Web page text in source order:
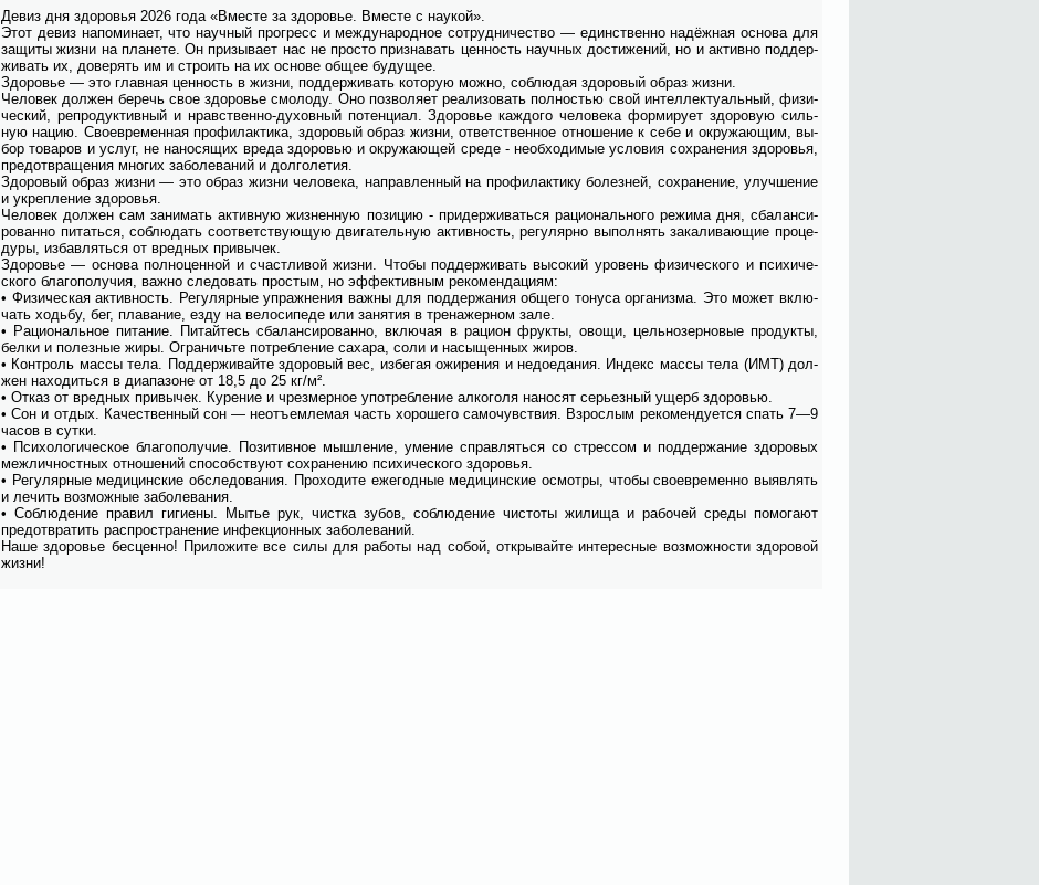
Де­виз дня здо­ро­вья 2026 го­да «Вме­сте за здо­ро­вье. Вме­сте с на­у­кой».
Этот де­виз на­по­ми­на­ет, что на­уч­ный про­гресс и меж­ду­на­род­ное со­труд­ни­че­ство — един­ствен­но на­дёж­ная ос­но­ва для
за­щи­ты жиз­ни на пла­не­те. Он при­зы­ва­ет нас не про­сто при­зна­вать цен­ность на­уч­ных до­сти­же­ний, но и ак­тив­но под­дер­
жи­вать их, до­ве­рять им и стро­ить на их ос­но­ве об­щее бу­ду­щее.
Здо­ро­вье — это глав­ная цен­ность в жиз­ни, под­дер­жи­вать ко­то­рую мож­но, со­блю­дая здо­ро­вый об­раз жиз­ни.
Че­ло­век дол­жен бе­речь свое здо­ро­вье смо­ло­ду. Оно поз­во­ля­ет ре­а­ли­зо­вать пол­но­стью свой ин­тел­лек­ту­аль­ный, физи­
че­ский, ре­про­дук­тив­ный и нрав­ствен­но-ду­хов­ный по­тен­ци­ал. Здо­ро­вье каж­до­го че­ло­ве­ка фор­ми­ру­ет здо­ро­вую силь­
ную на­цию. Своевре­мен­ная про­фи­лак­ти­ка, здо­ро­вый об­раз жиз­ни, от­вет­ствен­ное от­но­ше­ние к се­бе и окру­жа­ю­щим, вы­
бор то­ва­ров и услуг, не на­но­ся­щих вре­да здо­ро­вью и окру­жа­ю­щей сре­де - не­об­хо­ди­мые усло­вия со­хра­не­ния здо­ро­вья,
предот­вра­ще­ния мно­гих за­боле­ва­ний и дол­го­ле­тия.
Здо­ро­вый об­раз жиз­ни — это об­раз жиз­ни че­ло­ве­ка, на­прав­лен­ный на про­фи­лак­ти­ку бо­лез­ней, со­хра­не­ние, улуч­ше­ние
и укреп­ле­ние здо­ро­вья.
Че­ло­век дол­жен сам за­ни­мать ак­тив­ную жиз­нен­ную по­зи­цию - при­дер­жи­вать­ся ра­цио­наль­но­го ре­жи­ма дня, сба­лан­си­
ро­ван­но пи­тать­ся, со­блю­дать со­от­вет­ству­ю­щую дви­га­тель­ную ак­тив­ность, ре­гу­ляр­но вы­пол­нять за­ка­ли­ва­ю­щие про­це­
ду­ры, из­бав­лять­ся от вред­ных при­вы­чек.
Здо­ро­вье — ос­но­ва пол­но­цен­ной и счаст­ли­вой жиз­ни. Чтобы под­дер­жи­вать вы­со­кий уро­вень физи­че­ско­го и пси­хи­че­
ско­го бла­го­по­лу­чия, важ­но сле­до­вать про­стым, но эф­фек­тив­ным ре­ко­мен­да­ци­ям:
• Физи­че­ская ак­тив­ность. Ре­гу­ляр­ные упраж­не­ния важ­ны для под­дер­жа­ния об­ще­го то­ну­са ор­га­низ­ма. Это мо­жет вклю­
чать ходь­бу, бег, пла­ва­ние, ез­ду на ве­ло­си­пе­де или за­ня­тия в тре­на­жер­ном за­ле.
• Ра­цио­наль­ное пи­та­ние. Пи­тай­тесь сба­лан­си­ро­ван­но, вклю­чая в ра­ци­он фрук­ты, ово­щи, цель­но­зер­но­вые про­дук­ты,
бел­ки и по­лез­ные жи­ры. Огра­ничь­те по­треб­ле­ние са­ха­ра, со­ли и на­сы­щен­ных жи­ров.
• Кон­троль мас­сы те­ла. Под­дер­жи­вай­те здо­ро­вый вес, из­бе­гая ожи­ре­ния и не­до­еда­ния. Ин­декс мас­сы те­ла (ИМТ) дол­
жен на­хо­дить­ся в диа­па­зоне от 18,5 до 25 кг/м².
• От­каз от вред­ных при­вы­чек. Ку­ре­ние и чрез­мер­ное упо­треб­ле­ние ал­ко­го­ля на­но­сят се­рьез­ный ущерб здо­ро­вью.
• Сон и от­дых. Ка­че­ствен­ный сон — не­отъ­ем­ле­мая часть хо­ро­ше­го са­мо­чув­ствия. Взрос­лым ре­ко­мен­ду­ет­ся спать 7—9
ча­сов в сут­ки.
• Пси­хо­ло­ги­че­ское бла­го­по­лу­чие. По­зи­тив­ное мыш­ле­ние, уме­ние справ­лять­ся со стрес­сом и под­дер­жа­ние здо­ро­вых
меж­лич­ност­ных от­но­ше­ний спо­соб­ству­ют со­хра­не­нию пси­хи­че­ско­го здо­ро­вья.
• Ре­гу­ляр­ные ме­ди­цин­ские об­сле­до­ва­ния. Про­хо­ди­те еже­год­ные ме­ди­цин­ские осмот­ры, чтобы своевре­мен­но вы­яв­лять
и ле­чить воз­мож­ные за­боле­ва­ния.
• Со­блю­де­ние пра­вил ги­ги­е­ны. Мы­тье рук, чист­ка зу­бов, со­блю­де­ние чи­сто­ты жи­ли­ща и ра­бо­чей сре­ды по­мо­га­ют
предот­вра­тить рас­про­стра­не­ние ин­фек­ци­он­ных за­боле­ва­ний.
На­ше здо­ро­вье бес­цен­но! При­ло­жи­те все си­лы для ра­бо­ты над со­бой, от­кры­вай­те ин­те­рес­ные воз­мож­но­сти здо­ро­вой
жиз­ни!